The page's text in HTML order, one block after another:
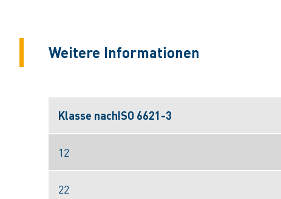
Weitere Informationen
Klasse nachISO 6621-3
12
22